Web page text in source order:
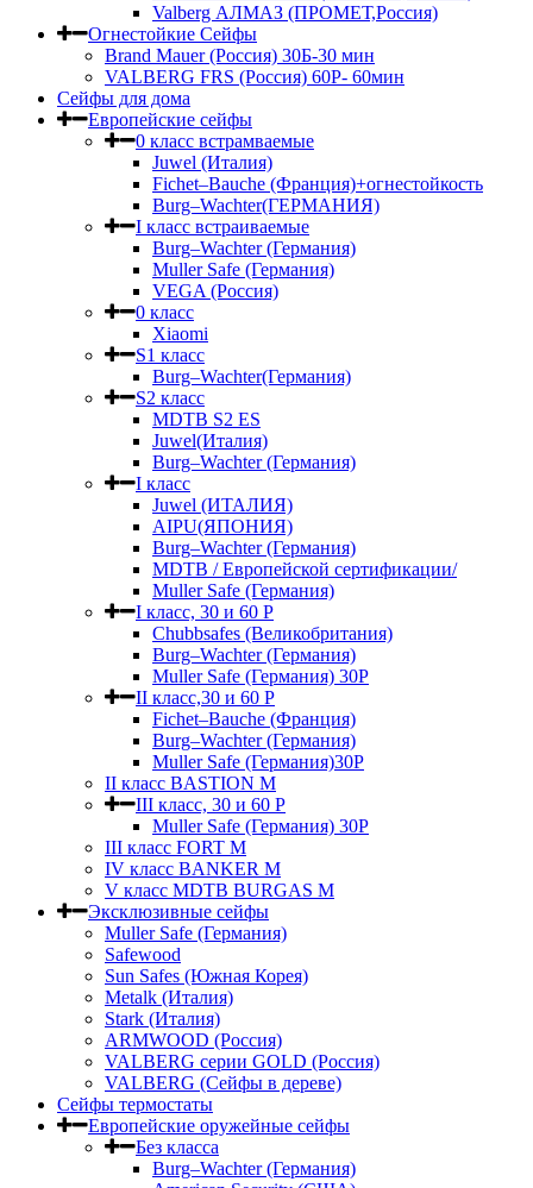
Valberg АЛМАЗ (ПРОМЕТ,Россия)
Огнестойкие Сейфы
Brand Mauer (Россия) 30Б-30 мин
VALBERG FRS (Россия) 60Р- 60мин
Сейфы для дома
Европейские сейфы
0 класс встрамваемые
Juwel (Италия)
Fichet–Bauche (Франция)+огнестойкость
Burg–Wachter(ГЕРМАНИЯ)
I класс встраиваемые
Burg–Wachter (Германия)
Muller Safe (Германия)
VEGA (Россия)
0 класс
Xiaomi
S1 класс
Burg–Wachter(Германия)
S2 класс
MDTB S2 ES
Juwel(Италия)
Burg–Wachter (Германия)
I класс
Juwel (ИТАЛИЯ)
AIPU(ЯПОНИЯ)
Burg–Wachter (Германия)
MDTB / Европейской сертификации/
Muller Safe (Германия)
I класс, 30 и 60 P
Chubbsafes (Великобритания)
Burg–Wachter (Германия)
Muller Safe (Германия) 30Р
II класс,30 и 60 P
Fichet–Bauche (Франция)
Burg–Wachter (Германия)
Muller Safe (Германия)30P
II класс BASTION M
III класс, 30 и 60 P
Muller Safe (Германия) 30Р
III класс FORT M
IV класс BANKER M
V класс МDTB BURGAS M
Эксклюзивные сейфы
Muller Safe (Германия)
Safewood
Sun Safes (Южная Корея)
Metalk (Италия)
Stark (Италия)
ARMWOOD (Россия)
VALBERG серии GOLD (Россия)
VALBERG (Сейфы в дереве)
Сейфы термостаты
Европейские оружейные сейфы
Без класса
Burg–Wachter (Германия)